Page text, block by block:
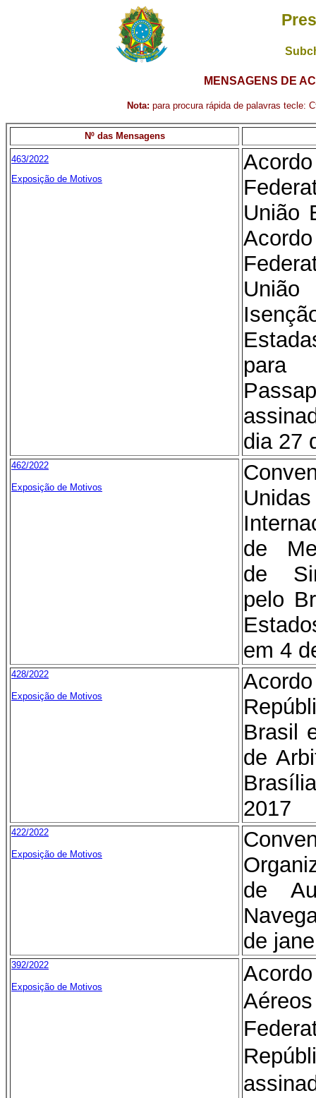
MENSAGENS DE
Nota: para procura rápida de palavras tecle:
Nº das Mensagens
463/2022
Exposição de Motivos
União
para
dia 27
462/2022
Exposição de Motivos
de
de
pelo
em 4
428/2022
Exposição de Motivos
Brasil
de
2017
422/2022
Exposição de Motivos
de
de
392/2022
Exposição de Motivos